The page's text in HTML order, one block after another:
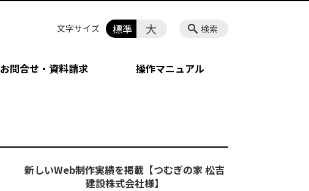
お問合せ・資料請求 操作マニュアル
検索
文字サイズ 標準 大
新しいWeb制作実績を掲載【つむぎの家 松吉
建設株式会社様】